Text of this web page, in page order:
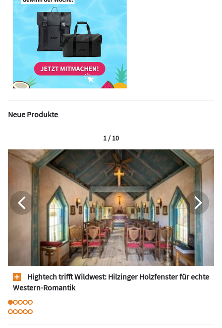
Neue Produkte
Hightech trifft Wildwest: Hilzinger Holzfenster für echte
Western-Romantik
1 / 10